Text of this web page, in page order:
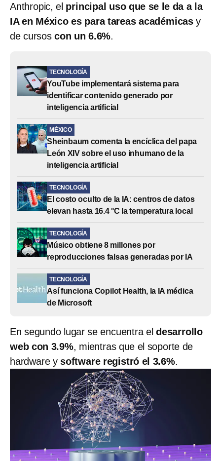
Anthropic, el principal uso que se le da a la
IA en México es para tareas académicas y
de cursoscon un 6.6%.
TECNOLOGÍA
YouTube implementará sistema para
identificar contenido generado por
inteligencia artificial
MÉXICO
Sheinbaum comenta la encíclica del papa
León XIV sobre el uso inhumano de la
inteligencia artificial
TECNOLOGÍA
El costo oculto de la IA: centros de datos
elevan hasta 16.4 °C la temperatura local
TECNOLOGÍA
Músico obtiene 8 millones por
reproducciones falsas generadas por IA
TECNOLOGÍA
Así funciona Copilot Health, la IA médica
de Microsoft
En segundo lugar se encuentra el desarrollo
web con 3.9%, mientras que el soporte de
hardware y software registró el 3.6%.